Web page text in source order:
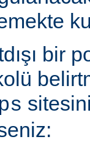
bir